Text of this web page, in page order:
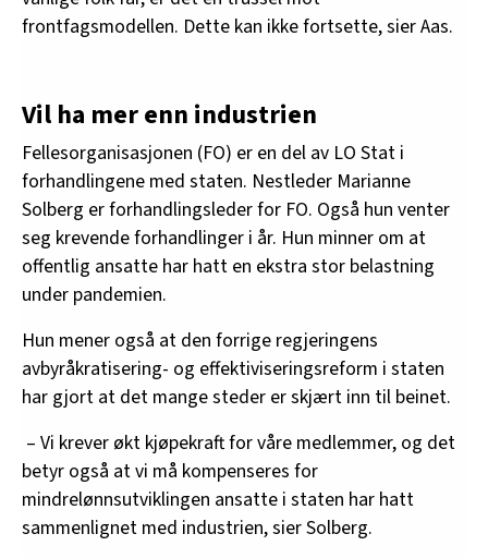
frontfagsmodellen. Dette kan ikke fortsette, sier Aas.
Vil ha mer enn industrien
Fellesorganisasjonen (FO) er en del av LO Stat i
forhandlingene med staten. Nestleder Marianne
Solberg er forhandlingsleder for FO. Også hun venter
seg krevende forhandlinger i år. Hun minner om at
offentlig ansatte har hatt en ekstra stor belastning
under pandemien.
Hun mener også at den forrige regjeringens
avbyråkratisering- og effektiviseringsreform i staten
har gjort at det mange steder er skjært inn til beinet.
– Vi krever økt kjøpekraft for våre medlemmer, og det
betyr også at vi må kompenseres for
mindrelønnsutviklingen ansatte i staten har hatt
sammenlignet med industrien, sier Solberg.